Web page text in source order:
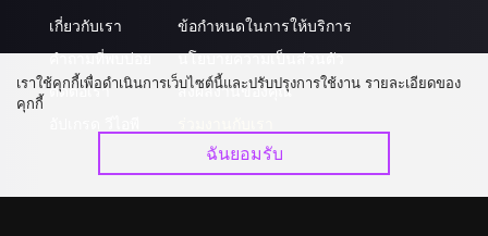
เกี่ยวกับเรา
คำถามที่พบบ่อย
ติดต่อเรา
ข้อกำหนดในการให้บริการ
นโยบายความเป็นส่วนตัว
ส่งผลงานของคุณ
เราใช้คุกกี้เพื่อดำเนินการเว็บไซต์นี้และปรับปรุงการใช้งาน รายละเอียดของ
คุกกี้
ฉันยอมรับ